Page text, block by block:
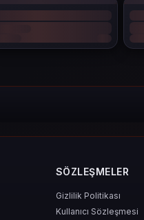
bu seviye taş senin için
ile
her şeyi içeriyor.
SÖZLEŞMELER
Gizlilik Politikası
Kullanıcı Sözleşmesi